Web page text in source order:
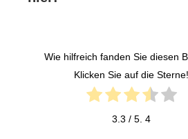
Wie hilfreich fanden Sie diesen
Klicken Sie auf die Sterne!
3.3 / 5. 4